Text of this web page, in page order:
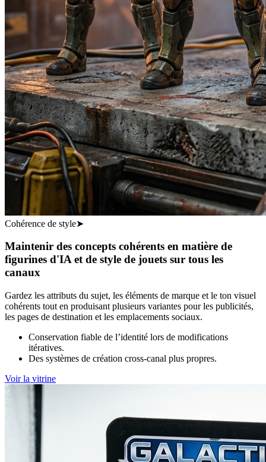
Cohérence de style➤
Maintenir des concepts cohérents en matière de
figurines d'IA et de style de jouets sur tous les
canaux
Gardez les attributs du sujet, les éléments de marque et le ton visuel
cohérents tout en produisant plusieurs variantes pour les publicités,
les pages de destination et les emplacements sociaux.
Conservation fiable de l’identité lors de modifications
itératives.
Des systèmes de création cross-canal plus propres.
Voir la vitrine